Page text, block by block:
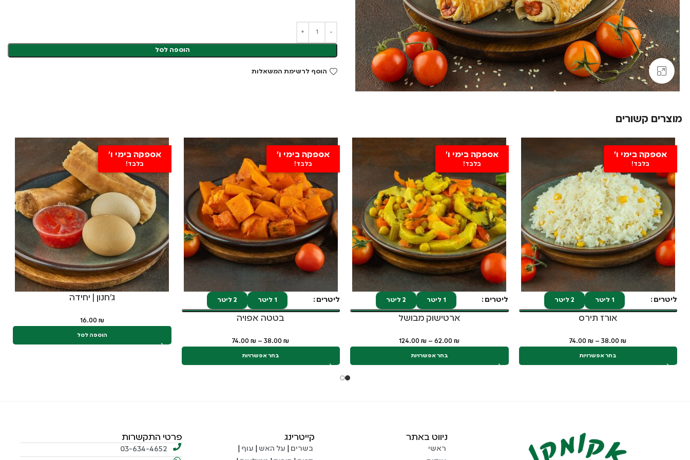
Click to enlarge
הוספה לסל
הוסף לרשימת המשאלות
מוצרים קשורים
אספקה בימי ו'
בלבד!
ליטרים 1 ליטר 2 ליטר
אורז תירס
38.00₪
–
74.00₪
בחר אפשרויות
אספקה בימי ו'
בלבד!
ליטרים 1 ליטר 2 ליטר
ארטישוק מבושל
62.00₪
–
124.00₪
בחר אפשרויות
אספקה בימי ו'
בלבד!
ליטרים 1 ליטר 2 ליטר
בטטה אפויה
38.00₪
–
74.00₪
בחר אפשרויות
אספקה בימי ו'
בלבד!
ג'חנון | יחידה
16.00 ₪
הוספה לסל
ניווט באתר
ראשי
קייטרינג
בשרים על האש עוף
פרטי התקשרות
03-634-4652